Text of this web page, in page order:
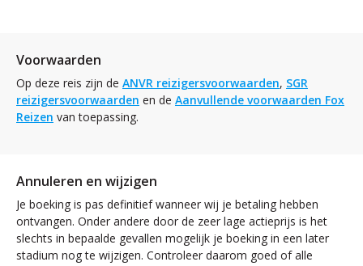
Voorwaarden
Op deze reis zijn de ANVR reizigersvoorwaarden, SGR
reizigersvoorwaarden en de Aanvullende voorwaarden Fox
Reizen van toepassing.
Annuleren en wijzigen
Je boeking is pas definitief wanneer wij je betaling hebben
ontvangen. Onder andere door de zeer lage actieprijs is het
slechts in bepaalde gevallen mogelijk je boeking in een later
stadium nog te wijzigen. Controleer daarom goed of alle